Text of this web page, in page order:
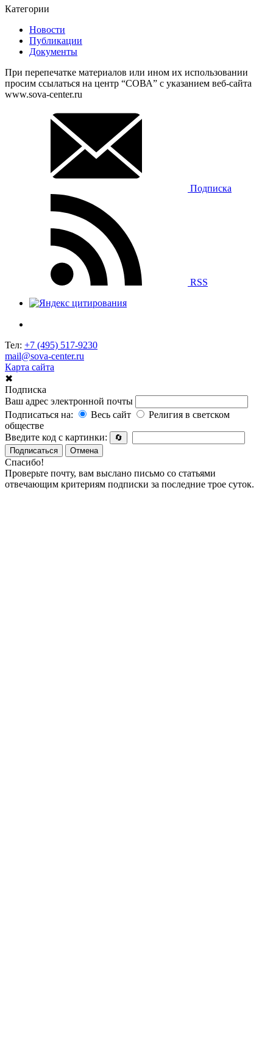
Категории
Новости
Публикации
Документы
При перепечатке материалов или ином их использовании
просим ссылаться на центр “СОВА” с указанием веб-сайта
www.sova-center.ru
Подписка
RSS
Тел: +7 (495) 517-9230
mail@sova-center.ru
Карта сайта
✖
Подписка
Ваш адрес электронной почты
Подписаться на:
Весь сайт
Религия в светском
обществе
Введите код с картинки:
🔄
Подписаться
Отмена
Спасибо!
Проверьте почту, вам выслано письмо со статьями
отвечающим критериям подписки за последние трое суток.